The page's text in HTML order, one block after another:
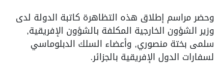
وحضر مراسم إطلاق هذه التظاهرة كاتبة الدولة لدى
وزير الشؤون الخارجية المكلفة بالشؤون الإفريقية,
سلمى بختة منصوري, وأعضاء السلك الدبلوماسي
لسفارات الدول الإفريقية بالجزائر.